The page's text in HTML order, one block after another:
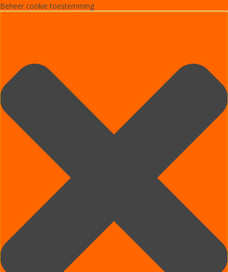
Beheer cookie toestemming